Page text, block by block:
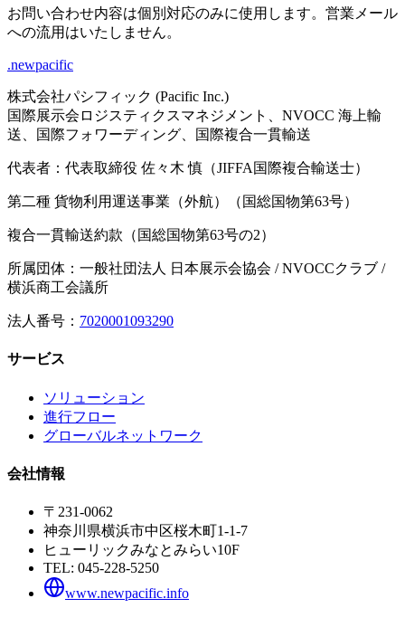
お問い合わせ内容は個別対応のみに使用します。営業メール
への流用はいたしません。
.newpacific
株式会社パシフィック (Pacific Inc.)
国際展示会ロジスティクスマネジメント、NVOCC 海上輸
送、国際フォワーディング、国際複合一貫輸送
代表者：代表取締役 佐々木 慎（JIFFA国際複合輸送士）
第二種 貨物利用運送事業（外航）（国総国物第63号）
複合一貫輸送約款（国総国物第63号の2）
所属団体：一般社団法人 日本展示会協会 / NVOCCクラブ /
横浜商工会議所
法人番号： 7020001093290
サービス
ソリューション
進行フロー
グローバルネットワーク
会社情報
〒231-0062
神奈川県横浜市中区桜木町1-1-7
ヒューリックみなとみらい10F
TEL: 045-228-5250
www.newpacific.info